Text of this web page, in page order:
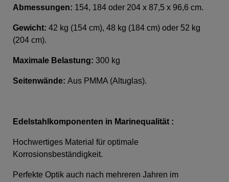
Abmessungen: 154, 184 oder 204 x 87,5 x 96,6 cm.
Gewicht: 42 kg (154 cm), 48 kg (184 cm) oder 52 kg
(204 cm).
Maximale Belastung: 300 kg
Seitenwände: Aus PMMA (Altuglas).
Edelstahlkomponenten in Marinequalität :
Hochwertiges Material für optimale
Korrosionsbeständigkeit.
Perfekte Optik auch nach mehreren Jahren im